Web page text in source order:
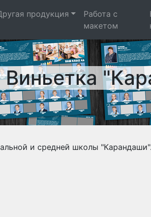
продукция
Работа с
макетом
Виньетка
и средней школы "Карандаши".